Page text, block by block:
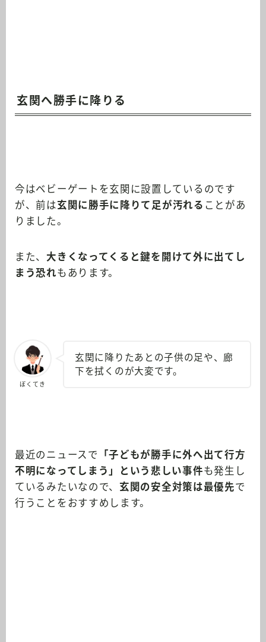
玄関へ勝手に降りる
今はベビーゲートを玄関に設置しているのです
が、前は玄関に勝手に降りて足が汚れる ことがあ
りました。
また、 大きくなってくると鍵を開けて外に出てし
まう恐れもあります。
ぼくてき
玄関に降りたあとの子供の足や、廊
下を拭くのが大変です。
最近のニュースで
「子どもが勝手に外へ出て行方
不明になってしまう」という悲しい事件も発生し
ているみたいなので、 玄関の安全対策は最優先で
行うことをおすすめします。